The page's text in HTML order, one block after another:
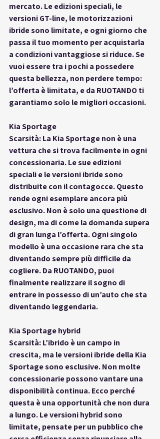
mercato. Le edizioni speciali, le
versioni GT-line, le motorizzazioni
ibride sono limitate, e ogni giorno che
passa il tuo momento per acquistarla
a condizioni vantaggiose si riduce. Se
vuoi essere tra i pochi a possedere
questa bellezza, non perdere tempo:
l’offerta è limitata, e da RUOTANDO ti
garantiamo solo le migliori occasioni.
Kia Sportage
Scarsità: La Kia Sportage non è una
vettura che si trova facilmente in ogni
concessionaria. Le sue edizioni
speciali e le versioni ibride sono
distribuite con il contagocce. Questo
rende ogni esemplare ancora più
esclusivo. Non è solo una questione di
design, ma di come la domanda supera
di gran lunga l’offerta. Ogni singolo
modello è una occasione rara che sta
diventando sempre più difficile da
cogliere. Da RUOTANDO, puoi
finalmente realizzare il sogno di
entrare in possesso di un’auto che sta
diventando leggendaria.
Kia Sportage hybrid
Scarsità: L’ibrido è un campo in
crescita, ma le versioni ibride della Kia
Sportage sono esclusive. Non molte
concessionarie possono vantare una
disponibilità continua. Ecco perché
questa è una opportunità che non dura
a lungo. Le versioni hybrid sono
limitate, pensate per un pubblico che